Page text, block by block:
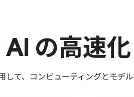
の高速化
て、コンピューティングとモデ